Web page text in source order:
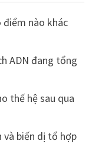
điểm nào khác
ADN đang tổng
thế hệ sau qua
biến dị tổ hợp